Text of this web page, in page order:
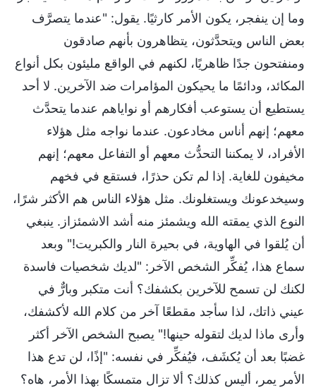
وما إن ينفجر، يكون الأمر كارثيًا. يقول: "عندما يتصرَّف
بعض الناس ويتحدَّثون، يتظاهرون بأنهم صادقون
ومنفتحون جدًا ظاهريًا، لكنهم في الواقع مليئون بكل أنواع
المكائد، ودائمًا ما يحيكون المؤامرات ضد الآخرين. لا أحد
يستطيع أن يستوعب أفكارهم أو نواياهم عندما يتحدَّث
معهم؛ إنهم أناس مخادعون. عندما نواجه مثل هؤلاء
الأفراد، لا يمكننا التحدُّث معهم أو التفاعل معهم؛ إنهم
مخيفون للغاية. إذا لم تكن حذرًا، فستقع في فخهم
وسيخدعونك ويستغلونك. مثل هؤلاء الناس هم الأكثر شرًا،
النوع الذي يمقته الله ويشمئز منه أشد الاشمئزاز. ينبغي
أن يُلقوا في الهاوية، في بحيرة النار والكبريت!" وبعد
سماع هذا، يُفكِّر الشخص الآخر: "لديك شخصيات فاسدة
لكنك لن تسمح للآخرين بكشفك؟ أنت متكبر وبارٌّ في
عيني ذاتك، لذا سأجد مقطعًا آخر من كلام الله لأكشفك،
وأرى ماذا لديك لتقوله حينها!" يصبح الشخص الآخر أكثر
غضبًا بعد أن يُكشَف، فيُفكِّر في نفسه: "إذًا، لن تدع هذا
الأمر يمر، أليس كذلك؟ ألا تزال متمسكًا بهذا الأمر، هاه؟